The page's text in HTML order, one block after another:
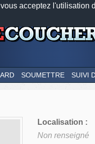
acceptez
SOUMETTRE SUIVI
Localisation :
Non renseigné